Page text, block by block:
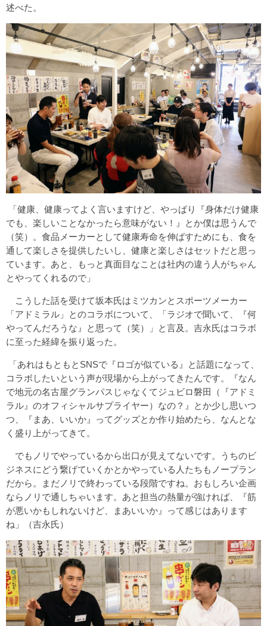
述べた。
「健康、健康ってよく言いますけど、やっぱり『身体だけ健康
でも、楽しいことなかったら意味がない！』とか僕は思うんで
（笑）。食品メーカーとして健康寿命を伸ばすためにも、食を
通して楽しさを提供したいし、健康と楽しさはセットだと思っ
ています。あと、もっと真面目なことは社内の違う人がちゃん
とやってくれるので」
こうした話を受けて坂本氏はミツカンとスポーツメーカー
「アドミラル」とのコラボについて、「ラジオで聞いて、『何
やってんだろうな』と思って（笑）」と言及。吉永氏はコラボ
に至った経緯を振り返った。
「あれはもともとSNSで『ロゴが似ている』と話題になって、
コラボしたいという声が現場から上がってきたんです。『なん
で地元の名古屋グランパスじゃなくてジュビロ磐田（『アドミ
ラル』のオフィシャルサプライヤー）なの？』とか少し思いつ
つ、『まあ、いいか』ってグッズとか作り始めたら、なんとな
く盛り上がってきて。
でもノリでやっているから出口が見えてないです。うちのビ
ジネスにどう繋げていくかとかやっている人たちもノープラン
だから。まだノリで終わっている段階ですね。おもしろい企画
ならノリで通しちゃいます。あと担当の熱量が強ければ、『筋
が悪いかもしれないけど、まあいいか』って感じはあります
ね」（吉永氏）